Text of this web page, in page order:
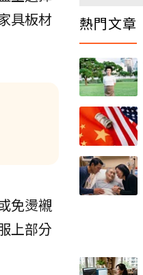
具板材
免燙襯
上部分
熱門文章